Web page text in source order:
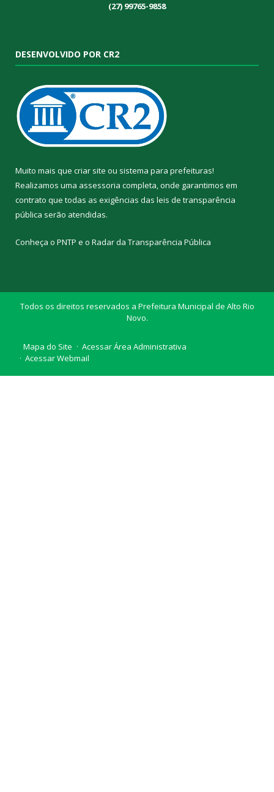
(27) 99765-9858
DESENVOLVIDO POR CR2
Muito mais que criar site ou sistema para prefeituras!
Realizamos uma assessoria completa, onde garantimos em
contrato que todas as exigências das leis de transparência
pública serão atendidas.
Conheça o PNTP e o Radar da Transparência Pública
Todos os direitos reservados a Prefeitura Municipal de Alto Rio
Novo.
Mapa do Site
Acessar Área Administrativa
Acessar Webmail